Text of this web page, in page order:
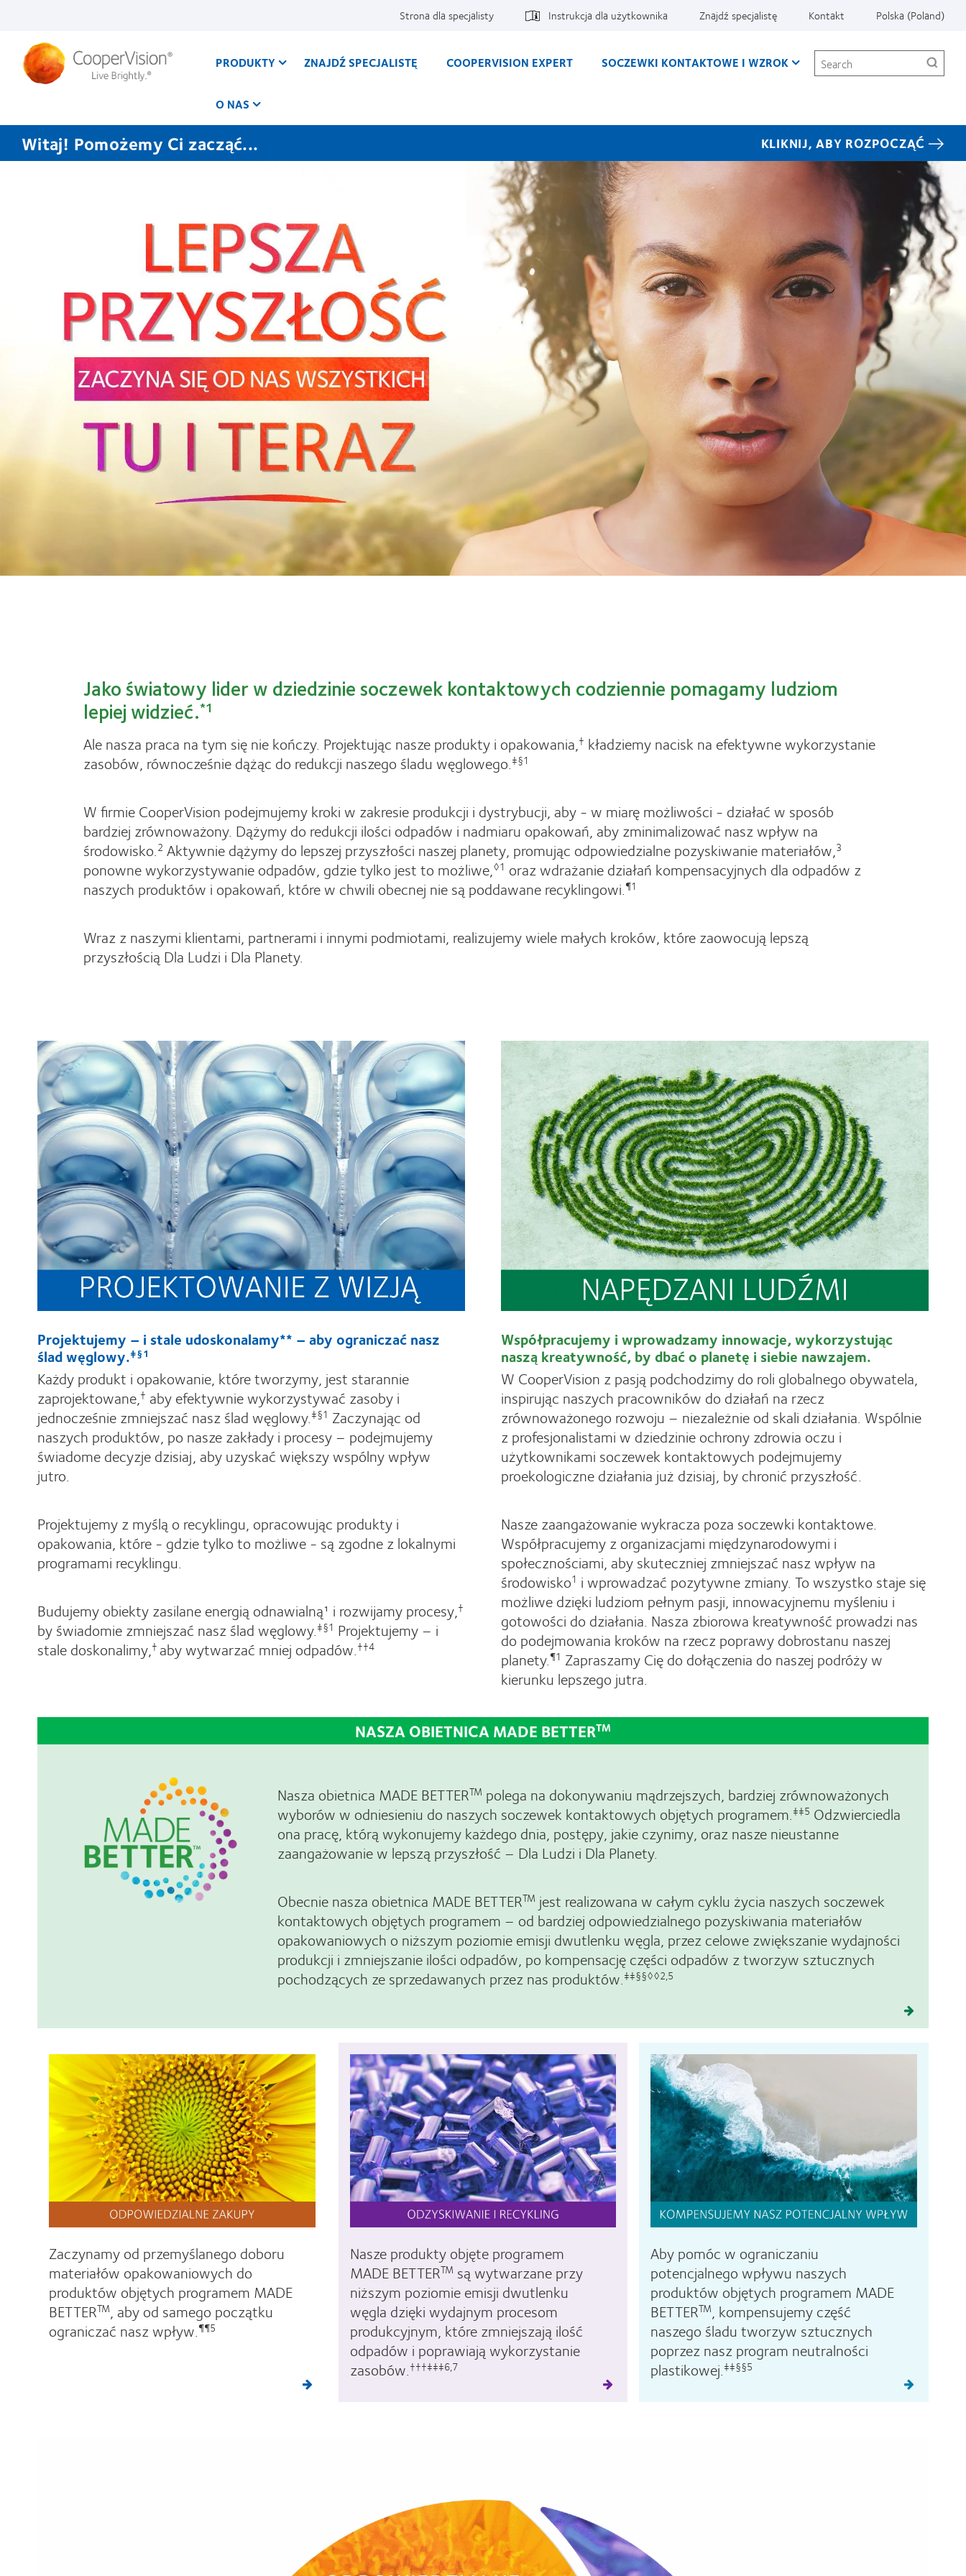
Strona dla specjalisty Instrukcja dla użytkownika Znajdź specjalistę Kontakt Polska (Poland)
PRODUKTY ZNAJDŹ SPECJALISTĘ COOPERVISION EXPERT SOCZEWKI KONTAKTOWE I WZROK
O NAS
Search
Witaj! Pomożemy Ci zacząć... KLIKNIJ, ABY ROZPOCZĄĆ
Jako światowy lider w dziedzinie soczewek kontaktowych codziennie pomagamy ludziom
lepiej widzieć.*1
Ale nasza praca na tym się nie kończy. Projektując nasze produkty i opakowania,† kładziemy nacisk na efektywne wykorzystanie
zasobów, równocześnie dążąc do redukcji naszego śladu węglowego.‡§1
W firmie CooperVision podejmujemy kroki w zakresie produkcji i dystrybucji, aby - w miarę możliwości - działać w sposób
bardziej zrównoważony. Dążymy do redukcji ilości odpadów i nadmiaru opakowań, aby zminimalizować nasz wpływ na
środowisko.2 Aktywnie dążymy do lepszej przyszłości naszej planety, promując odpowiedzialne pozyskiwanie materiałów,3
ponowne wykorzystywanie odpadów, gdzie tylko jest to możliwe,◊1 oraz wdrażanie działań kompensacyjnych dla odpadów z
naszych produktów i opakowań, które w chwili obecnej nie są poddawane recyklingowi.¶1
Wraz z naszymi klientami, partnerami i innymi podmiotami, realizujemy wiele małych kroków, które zaowocują lepszą
przyszłością Dla Ludzi i Dla Planety.
Projektujemy – i stale udoskonalamy** – aby ograniczać nasz
ślad węglowy.‡§1
Każdy produkt i opakowanie, które tworzymy, jest starannie
zaprojektowane,† aby efektywnie wykorzystywać zasoby i
jednocześnie zmniejszać nasz ślad węglowy.‡§1 Zaczynając od
naszych produktów, po nasze zakłady i procesy – podejmujemy
świadome decyzje dzisiaj, aby uzyskać większy wspólny wpływ
jutro.
Projektujemy z myślą o recyklingu, opracowując produkty i
opakowania, które - gdzie tylko to możliwe - są zgodne z lokalnymi
programami recyklingu.
Budujemy obiekty zasilane energią odnawialną¹ i rozwijamy procesy,†
by świadomie zmniejszać nasz ślad węglowy.‡§1 Projektujemy – i
stale doskonalimy,† aby wytwarzać mniej odpadów.††4
Współpracujemy i wprowadzamy innowacje, wykorzystując
naszą kreatywność, by dbać o planetę i siebie nawzajem.
W CooperVision z pasją podchodzimy do roli globalnego obywatela,
inspirując naszych pracowników do działań na rzecz
zrównoważonego rozwoju – niezależnie od skali działania. Wspólnie
z profesjonalistami w dziedzinie ochrony zdrowia oczu i
użytkownikami soczewek kontaktowych podejmujemy
proekologiczne działania już dzisiaj, by chronić przyszłość.
Nasze zaangażowanie wykracza poza soczewki kontaktowe.
Współpracujemy z organizacjami międzynarodowymi i
społecznościami, aby skuteczniej zmniejszać nasz wpływ na
środowisko1 i wprowadzać pozytywne zmiany. To wszystko staje się
możliwe dzięki ludziom pełnym pasji, innowacyjnemu myśleniu i
gotowości do działania. Nasza zbiorowa kreatywność prowadzi nas
do podejmowania kroków na rzecz poprawy dobrostanu naszej
planety.¶1 Zapraszamy Cię do dołączenia do naszej podróży w
kierunku lepszego jutra.
NASZA OBIETNICA MADE BETTERTM
Nasza obietnica MADE BETTERTM polega na dokonywaniu mądrzejszych, bardziej zrównoważonych
wyborów w odniesieniu do naszych soczewek kontaktowych objętych programem.‡‡5 Odzwierciedla
ona pracę, którą wykonujemy każdego dnia, postępy, jakie czynimy, oraz nasze nieustanne
zaangażowanie w lepszą przyszłość – Dla Ludzi i Dla Planety.
Obecnie nasza obietnica MADE BETTERTM jest realizowana w całym cyklu życia naszych soczewek
kontaktowych objętych programem – od bardziej odpowiedzialnego pozyskiwania materiałów
opakowaniowych o niższym poziomie emisji dwutlenku węgla, przez celowe zwiększanie wydajności
produkcji i zmniejszanie ilości odpadów, po kompensację części odpadów z tworzyw sztucznych
pochodzących ze sprzedawanych przez nas produktów.‡‡§§◊◊2,5
Zaczynamy od przemyślanego doboru
materiałów opakowaniowych do
produktów objętych programem MADE
BETTERTM, aby od samego początku
ograniczać nasz wpływ.¶¶5
Nasze produkty objęte programem
MADE BETTERTM są wytwarzane przy
niższym poziomie emisji dwutlenku
węgla dzięki wydajnym procesom
produkcyjnym, które zmniejszają ilość
odpadów i poprawiają wykorzystanie
zasobów.†††‡‡‡6,7
Aby pomóc w ograniczaniu
potencjalnego wpływu naszych
produktów objętych programem MADE
BETTERTM, kompensujemy część
naszego śladu tworzyw sztucznych
poprzez nasz program neutralności
plastikowej.‡‡§§5